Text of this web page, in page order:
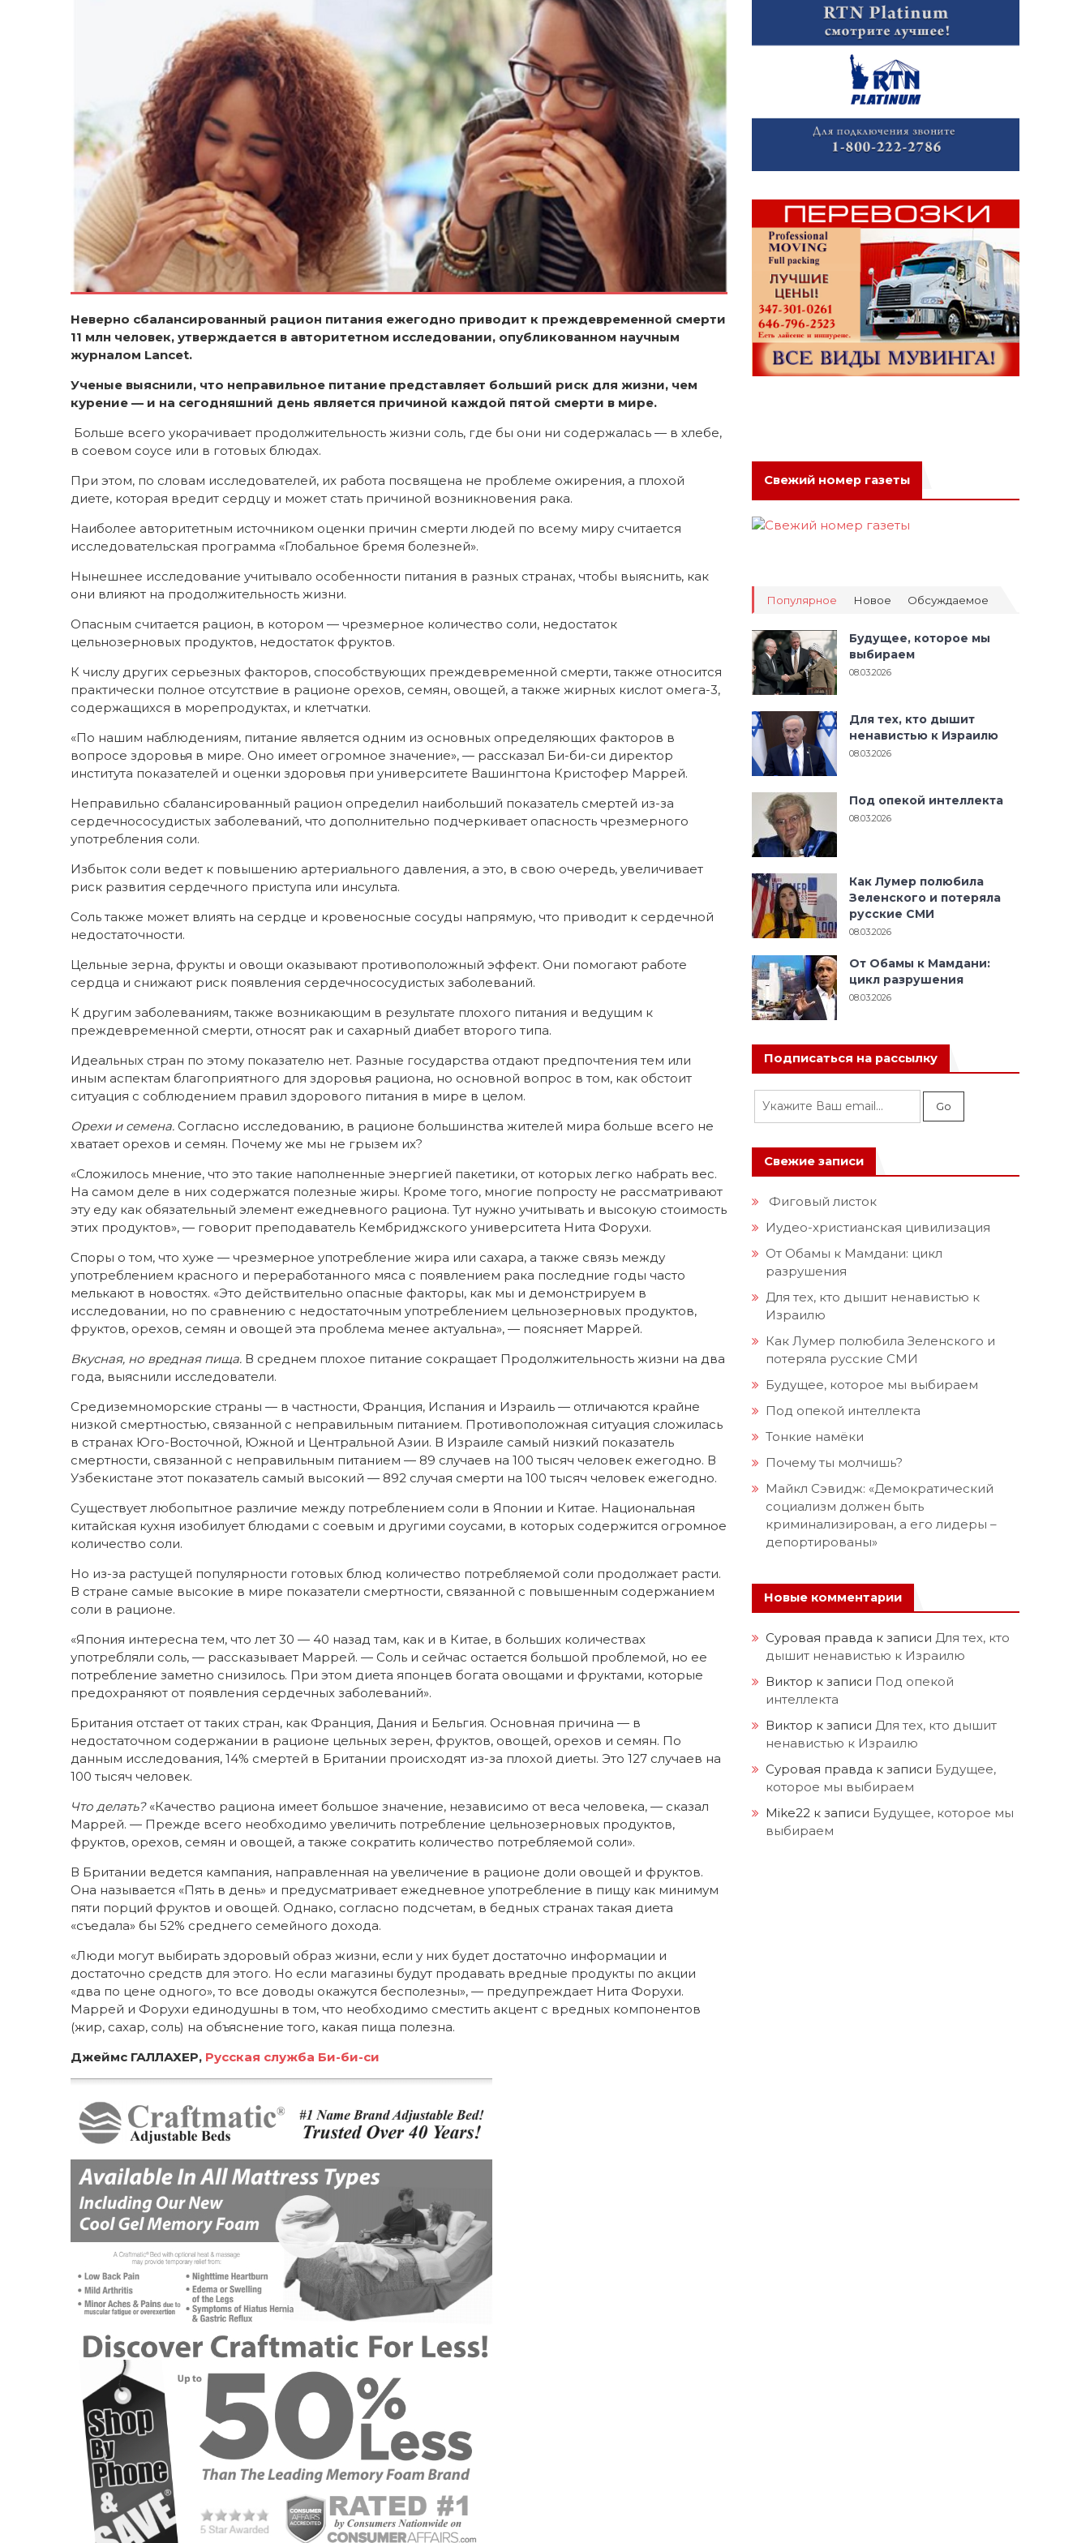
Неверно сбалансированный рацион питания ежегодно приводит к преждевременной смерти
11 млн человек, утверждается в авторитетном исследовании, опубликованном научным
журналом Lancet.
Ученые выяснили, что неправильное питание представляет больший риск для жизни, чем
курение — и на сегодняшний день является причиной каждой пятой смерти в мире.
Больше всего укорачивает продолжительность жизни соль, где бы они ни содержалась — в хлебе,
в соевом соусе или в готовых блюдах.
При этом, по словам исследователей, их работа посвящена не проблеме ожирения, а плохой
диете, которая вредит сердцу и может стать причиной возникновения рака.
Наиболее авторитетным источником оценки причин смерти людей по всему миру считается
исследовательская программа «Глобальное бремя болезней».
Нынешнее исследование учитывало особенности питания в разных странах, чтобы выяснить, как
они влияют на продолжительность жизни.
Опасным считается рацион, в котором — чрезмерное количество соли, недостаток
цельнозерновых продуктов, недостаток фруктов.
К числу других серьезных факторов, способствующих преждевременной смерти, также относится
практически полное отсутствие в рационе орехов, семян, овощей, а также жирных кислот омега-3,
содержащихся в морепродуктах, и клетчатки.
«По нашим наблюдениям, питание является одним из основных определяющих факторов в
вопросе здоровья в мире. Оно имеет огромное значение», — рассказал Би-би-си директор
института показателей и оценки здоровья при университете Вашингтона Кристофер Маррей.
Неправильно сбалансированный рацион определил наибольший показатель смертей из-за
сердечнососудистых заболеваний, что дополнительно подчеркивает опасность чрезмерного
употребления соли.
Избыток соли ведет к повышению артериального давления, а это, в свою очередь, увеличивает
риск развития сердечного приступа или инсульта.
Соль также может влиять на сердце и кровеносные сосуды напрямую, что приводит к сердечной
недостаточности.
Цельные зерна, фрукты и овощи оказывают противоположный эффект. Они помогают работе
сердца и снижают риск появления сердечнососудистых заболеваний.
К другим заболеваниям, также возникающим в результате плохого питания и ведущим к
преждевременной смерти, относят рак и сахарный диабет второго типа.
Идеальных стран по этому показателю нет. Разные государства отдают предпочтения тем или
иным аспектам благоприятного для здоровья рациона, но основной вопрос в том, как обстоит
ситуация с соблюдением правил здорового питания в мире в целом.
Орехи и семена. Согласно исследованию, в рационе большинства жителей мира больше всего не
хватает орехов и семян. Почему же мы не грызем их?
«Сложилось мнение, что это такие наполненные энергией пакетики, от которых легко набрать вес.
На самом деле в них содержатся полезные жиры. Кроме того, многие попросту не рассматривают
эту еду как обязательный элемент ежедневного рациона. Тут нужно учитывать и высокую стоимость
этих продуктов», — говорит преподаватель Кембриджского университета Нита Форухи.
Споры о том, что хуже — чрезмерное употребление жира или сахара, а также связь между
употреблением красного и переработанного мяса с появлением рака последние годы часто
мелькают в новостях. «Это действительно опасные факторы, как мы и демонстрируем в
исследовании, но по сравнению с недостаточным употреблением цельнозерновых продуктов,
фруктов, орехов, семян и овощей эта проблема менее актуальна», — поясняет Маррей.
Вкусная, но вредная пища. В среднем плохое питание сокращает Продолжительность жизни на два
года, выяснили исследователи.
Средиземноморские страны — в частности, Франция, Испания и Израиль — отличаются крайне
низкой смертностью, связанной с неправильным питанием. Противоположная ситуация сложилась
в странах Юго-Восточной, Южной и Центральной Азии. В Израиле самый низкий показатель
смертности, связанной с неправильным питанием — 89 случаев на 100 тысяч человек ежегодно. В
Узбекистане этот показатель самый высокий — 892 случая смерти на 100 тысяч человек ежегодно.
Существует любопытное различие между потреблением соли в Японии и Китае. Национальная
китайская кухня изобилует блюдами с соевым и другими соусами, в которых содержится огромное
количество соли.
Но из-за растущей популярности готовых блюд количество потребляемой соли продолжает расти.
В стране самые высокие в мире показатели смертности, связанной с повышенным содержанием
соли в рационе.
«Япония интересна тем, что лет 30 — 40 назад там, как и в Китае, в больших количествах
употребляли соль, — рассказывает Маррей. — Соль и сейчас остается большой проблемой, но ее
потребление заметно снизилось. При этом диета японцев богата овощами и фруктами, которые
предохраняют от появления сердечных заболеваний».
Британия отстает от таких стран, как Франция, Дания и Бельгия. Основная причина — в
недостаточном содержании в рационе цельных зерен, фруктов, овощей, орехов и семян. По
данным исследования, 14% смертей в Британии происходят из-за плохой диеты. Это 127 случаев на
100 тысяч человек.
Что делать? «Качество рациона имеет большое значение, независимо от веса человека, — сказал
Маррей. — Прежде всего необходимо увеличить потребление цельнозерновых продуктов,
фруктов, орехов, семян и овощей, а также сократить количество потребляемой соли».
В Британии ведется кампания, направленная на увеличение в рационе доли овощей и фруктов.
Она называется «Пять в день» и предусматривает ежедневное употребление в пищу как минимум
пяти порций фруктов и овощей. Однако, согласно подсчетам, в бедных странах такая диета
«съедала» бы 52% среднего семейного дохода.
«Люди могут выбирать здоровый образ жизни, если у них будет достаточно информации и
достаточно средств для этого. Но если магазины будут продавать вредные продукты по акции
«два по цене одного», то все доводы окажутся бесполезны», — предупреждает Нита Форухи.
Маррей и Форухи единодушны в том, что необходимо сместить акцент с вредных компонентов
(жир, сахар, соль) на объяснение того, какая пища полезна.
Джеймс ГАЛЛАХЕР, Русская служба Би-би-си
Свежий номер газеты
Популярное Новое Обсуждаемое
Будущее, которое мы
выбираем
08.03.2026
Для тех, кто дышит
ненавистью к Израилю
08.03.2026
Под опекой интеллекта
08.03.2026
Как Лумер полюбила
Зеленского и потеряла
русские СМИ
08.03.2026
От Обамы к Мамдани:
цикл разрушения
08.03.2026
Подписаться на рассылку
Свежие записи
Фиговый листок
Иудео-христианская цивилизация
От Обамы к Мамдани: цикл
разрушения
Для тех, кто дышит ненавистью к
Израилю
Как Лумер полюбила Зеленского и
потеряла русские СМИ
Будущее, которое мы выбираем
Под опекой интеллекта
Тонкие намёки
Почему ты молчишь?
Майкл Сэвидж: «Демократический
социализм должен быть
криминализирован, а его лидеры –
депортированы»
Новые комментарии
Суровая правда к записи Для тех, кто
дышит ненавистью к Израилю
Виктор к записи Под опекой
интеллекта
Виктор к записи Для тех, кто дышит
ненавистью к Израилю
Суровая правда к записи Будущее,
которое мы выбираем
Mike22 к записи Будущее, которое мы
выбираем